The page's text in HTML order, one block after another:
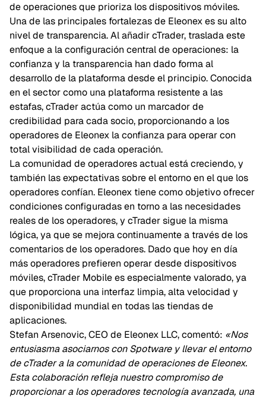
de operaciones que prioriza los dispositivos móviles.
Una de las principales fortalezas de Eleonex es su alto
nivel de transparencia. Al añadir cTrader, traslada este
enfoque a la configuración central de operaciones: la
confianza y la transparencia han dado forma al
desarrollo de la plataforma desde el principio. Conocida
en el sector como una plataforma resistente a las
estafas, cTrader actúa como un marcador de
credibilidad para cada socio, proporcionando a los
operadores de Eleonex la confianza para operar con
total visibilidad de cada operación.
La comunidad de operadores actual está creciendo, y
también las expectativas sobre el entorno en el que los
operadores confían. Eleonex tiene como objetivo ofrecer
condiciones configuradas en torno a las necesidades
reales de los operadores, y cTrader sigue la misma
lógica, ya que se mejora continuamente a través de los
comentarios de los operadores. Dado que hoy en día
más operadores prefieren operar desde dispositivos
móviles, cTrader Mobile es especialmente valorado, ya
que proporciona una interfaz limpia, alta velocidad y
disponibilidad mundial en todas las tiendas de
aplicaciones.
Stefan Arsenovic, CEO de Eleonex LLC, comentó: «Nos
entusiasma asociarnos con Spotware y llevar el entorno
de cTrader a la comunidad de operaciones de Eleonex.
Esta colaboración refleja nuestro compromiso de
proporcionar a los operadores tecnología avanzada, una